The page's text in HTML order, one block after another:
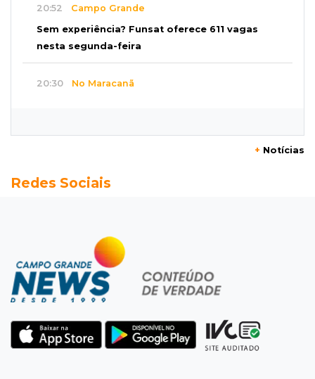
20:52 Campo Grande
Sem experiência? Funsat oferece 611 vagas
nesta segunda-feira
20:30 No Maracanã
Seleções em MS têm salários de até R$ 8,2 mil;
Jardim Itatiaia
Vigia é amarrado durante roubo de carro e
dois caminhões em pátio
Corinthians vence Bragantino por 2 a 0 e sobe
para 7º no Brasileirão
+ Notícias
Redes Sociais